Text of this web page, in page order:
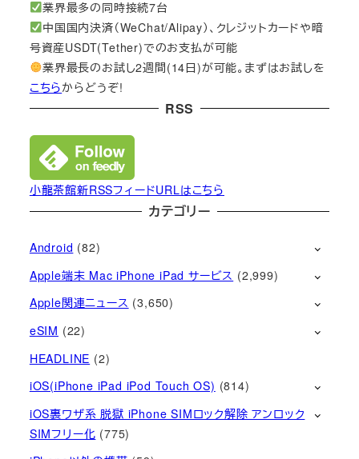
業界最多の同時接続7台
中国国内決済（WeChat/Alipay）、クレジットカードや暗
号資産USDT(Tether)でのお支払が可能
業界最長のお試し2週間(14日)が可能。まずはお試しを
こちらからどうぞ!
RSS
小龍茶館新RSSフィードURLはこちら
カテゴリー
Android (82)
Apple端末 Mac iPhone iPad サービス (2,999)
Apple関連ニュース (3,650)
eSIM (22)
HEADLINE (2)
iOS(iPhone iPad iPod Touch OS) (814)
iOS裏ワザ系 脱獄 iPhone SIMロック解除 アンロック
SIMフリー化 (775)